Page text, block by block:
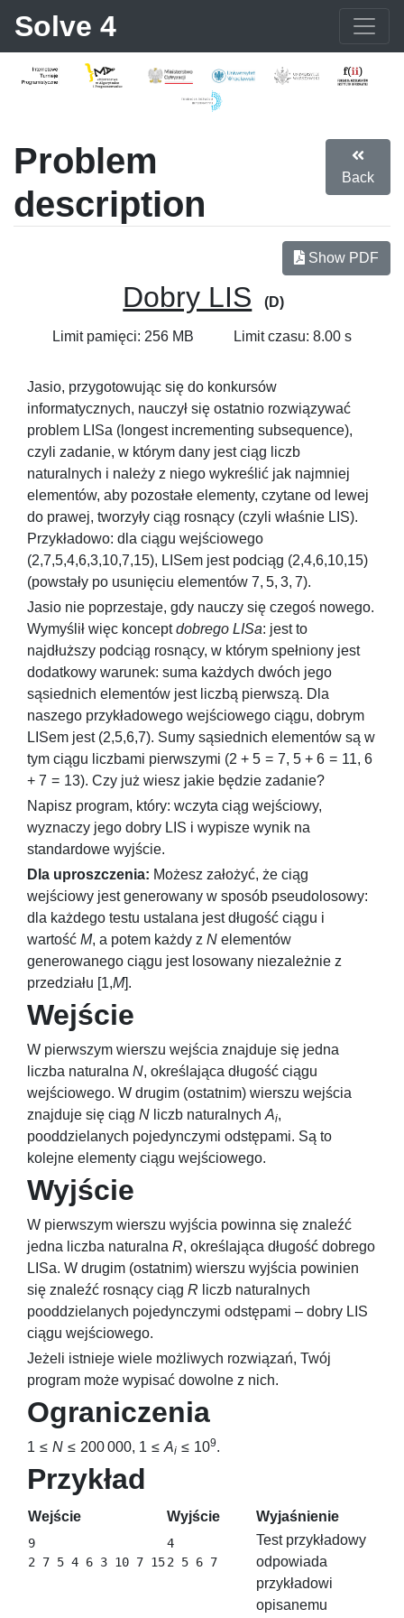
Solve 4
Problem
description
Back
Show PDF
Dobry LIS (D)
Limit pamięci: 256 MB Limit czasu: 8.00 s
Jasio, przygotowując się do konkursów
informatycznych, nauczył się ostatnio rozwiązywać
problem LISa (longest incrementing subsequence),
czyli zadanie, w którym dany jest ciąg liczb
naturalnych i należy z niego wykreślić jak najmniej
elementów, aby pozostałe elementy, czytane od lewej
do prawej, tworzyły ciąg rosnący (czyli właśnie LIS).
Przykładowo: dla ciągu wejściowego
(2,7,5,4,6,3,10,7,15), LISem jest podciąg (2,4,6,10,15)
(powstały po usunięciu elementów 7, 5, 3, 7).
Jasio nie poprzestaje, gdy nauczy się czegoś nowego.
Wymyślił więc konceptdobrego LISa: jest to
najdłuższy podciąg rosnący, w którym spełniony jest
dodatkowy warunek: suma każdych dwóch jego
sąsiednich elementów jest liczbą pierwszą. Dla
naszego przykładowego wejściowego ciągu, dobrym
LISem jest (2,5,6,7). Sumy sąsiednich elementów są w
tym ciągu liczbami pierwszymi (2 + 5 = 7, 5 + 6 = 11, 6
+ 7 = 13). Czy już wiesz jakie będzie zadanie?
Napisz program, który: wczyta ciąg wejściowy,
wyznaczy jego dobry LIS i wypisze wynik na
standardowe wyjście.
Dla uproszczenia: Możesz założyć, że ciąg
wejściowy jest generowany w sposób pseudolosowy:
dla każdego testu ustalana jest długość ciągu i
wartość M, a potem każdy z N elementów
generowanego ciągu jest losowany niezależnie z
przedziału [1,M].
Wejście
W pierwszym wierszu wejścia znajduje się jedna
liczba naturalna N, określająca długość ciągu
wejściowego. W drugim (ostatnim) wierszu wejścia
znajduje się ciąg N liczb naturalnych Ai,
pooddzielanych pojedynczymi odstępami. Są to
kolejne elementy ciągu wejściowego.
Wyjście
W pierwszym wierszu wyjścia powinna się znaleźć
jedna liczba naturalna R, określająca długość dobrego
LISa. W drugim (ostatnim) wierszu wyjścia powinien
się znaleźć rosnący ciąg R liczb naturalnych
pooddzielanych pojedynczymi odstępami – dobry LIS
ciągu wejściowego.
Jeżeli istnieje wiele możliwych rozwiązań, Twój
program może wypisać dowolne z nich.
Ograniczenia
1 ≤ N ≤ 200 000, 1 ≤ Ai ≤ 109.
Przykład
Wejście Wyjście Wyjaśnienie
9
4
Test przykładowy
odpowiada
przykładowi
opisanemu